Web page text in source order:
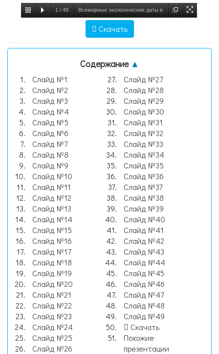
1 / 49 Всемирные экологические даты в
19 Март 14, 15, 21, 22, 23 Апрель 4, 7, 15,
презентац, слайд №1
Скачать
Содержание ▲
Слайд №1
Слайд №2
Слайд №3
Слайд №4
Слайд №5
Слайд №6
Слайд №7
Слайд №8
Слайд №9
Слайд №10
Слайд №11
Слайд №12
Слайд №13
Слайд №14
Слайд №15
Слайд №16
Слайд №17
Слайд №18
Слайд №19
Слайд №20
Слайд №21
Слайд №22
Слайд №23
Слайд №24
Слайд №25
Слайд №26
Слайд №27
Слайд №28
Слайд №29
Слайд №30
Слайд №31
Слайд №32
Слайд №33
Слайд №34
Слайд №35
Слайд №36
Слайд №37
Слайд №38
Слайд №39
Слайд №40
Слайд №41
Слайд №42
Слайд №43
Слайд №44
Слайд №45
Слайд №46
Слайд №47
Слайд №48
Слайд №49
Скачать
Похожие
презентации